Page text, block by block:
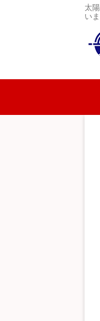
太
い
コ